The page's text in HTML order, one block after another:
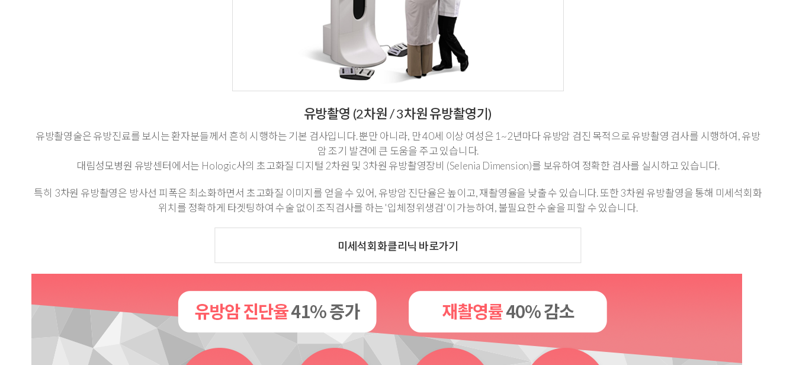
유방촬영 (2차원 / 3차원 유방촬영기)
유방촬영술은 유방진료를 보시는 환자분들께서 흔히 시행하는 기본 검사입니다. 뿐만 아니라, 만 40세 이상 여성은 1~2년마다 유방암 검진 목적으로 유방촬영 검사를 시행하여, 유방
암 조기 발견에 큰 도움을 주고 있습니다.
대림성모병원 유방센터에서는 Hologic사의 초고화질 디지털 2차원 및 3차원 유방촬영장비 (Selenia Dimension)를 보유하여 정확한 검사를 실시하고 있습니다.
특히 3차원 유방촬영은 방사선 피폭은 최소화하면서 초고화질 이미지를 얻을 수 있어, 유방암 진단율은 높이고, 재촬영율을 낮출 수 있습니다. 또한 3차원 유방촬영을 통해 미세석회화
위치를 정확하게 타겟팅하여 수술 없이 조직검사를 하는 '입체정위생검'이 가능하여, 불필요한 수술을 피할 수 있습니다.
미세석회화클리닉 바로가기